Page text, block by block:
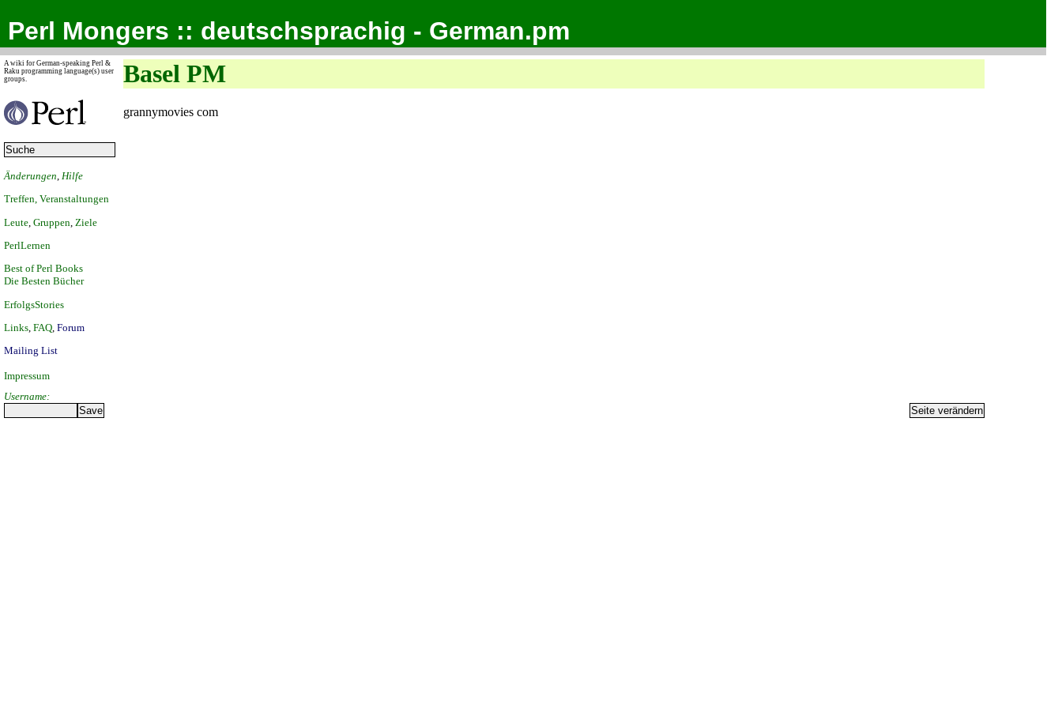
Perl Mongers :: deutschsprachig - German.pm
A wiki for German-speaking Perl &
Raku programming language(s) user
groups.
Änderungen Hilfe
Treffen, Veranstaltungen
Leute Gruppen Ziele
PerlLernen
Best of Perl Books
Die Besten Bücher
ErfolgsStories
Links FAQ Forum
Mailing List
Impressum
Basel PM
grannymovies com
Username: